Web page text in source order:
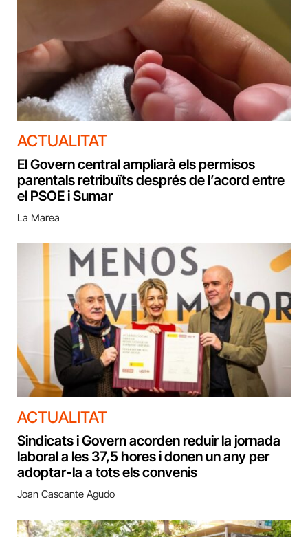
ACTUALITAT
El Govern central ampliarà els permisos
parentals retribuïts després de l’acord entre
el PSOE i Sumar
La Marea
ACTUALITAT
Sindicats i Govern acorden reduir la jornada
laboral a les 37,5 hores i donen un any per
adoptar-la a tots els convenis
Joan Cascante Agudo